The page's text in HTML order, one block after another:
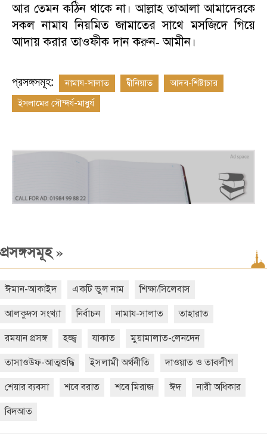
আর তেমন কঠিন থাকে না। আল্লাহ তাআলা আমাদেরকে
সকল নামায নিয়মিত জামাতের সাথে মসজিদে গিয়ে
আদায় করার তাওফীক দান করুন- আমীন।
প্রসঙ্গসমূহ: নামায-সালাত দ্বীনিয়াত
আদব-শিষ্টাচার
ইসলামের সৌন্দর্য-মাধুর্য
প্রসঙ্গসমূহ»
ঈমান-আকাইদ একটি ভুল নাম শিক্ষা/সিলেবাস
আলকুদস সংখ্যা নির্বাচন নামায-সালাত তাহারাত
রমযান প্রসঙ্গ হজ্জ্ব যাকাত মুয়ামালাত-লেনদেন
তাসাওউফ-আত্মশুদ্ধি ইসলামী অর্থনীতি দাওয়াত ও তাবলীগ
শেয়ার ব্যবসা শবে বরাত শবে মিরাজ ঈদ নারী অধিকার
বিদআত